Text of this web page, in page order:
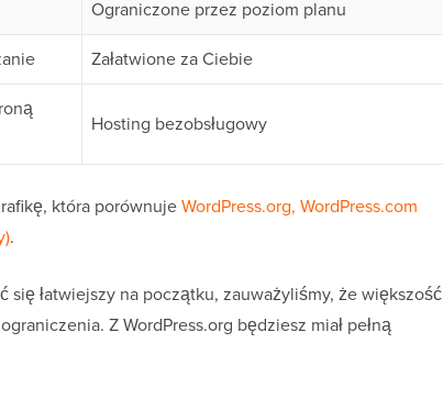
Ograniczone przez poziom planu
Załatwione za Ciebie
Hosting bezobsługowy
która porównujeWordPress.org, WordPress.com
.
się łatwiejszy na początku, zauważyliśmy, że większość
Z WordPress.org będziesz miał pełną